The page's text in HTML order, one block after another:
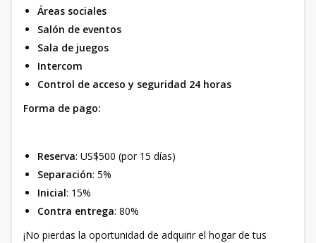
Áreas sociales
Salón de eventos
Sala de juegos
Intercom
Control de acceso y seguridad 24 horas
Forma de pago:
Reserva: US$500 (por 15 días)
Separación: 5%
Inicial: 15%
Contra entrega: 80%
¡No pierdas la oportunidad de adquirir el hogar de tus